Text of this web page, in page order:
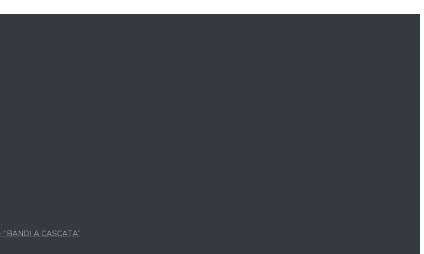
“BANDI A CASCATA”